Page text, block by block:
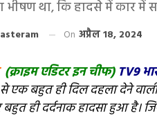
भीषण था, कि हादसे में कार में
On अप्रैल 18, 2024
(क्राइम एडिटर इन चीफ)TV9
से एक बहुत ही दिल दहला देने
ही दर्दनाक हादसा हुआ है।